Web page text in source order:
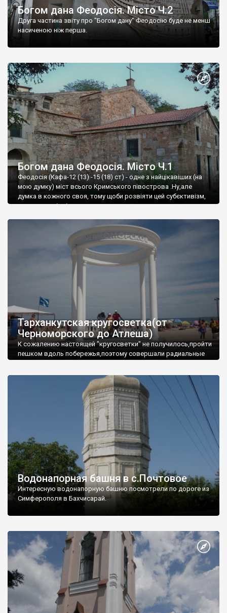
Богом дана Феодосія. Місто Ч.2
Друга частина звіту про "Богом дану" Феодосію буде не менш
насиченою ніж перша.
Богом дана Феодосія. Місто Ч.1
Феодосія (Кафа-12 (13) -15 (18) ст) - одне з найцікавіших (на
мою думку) міст всього Кримського півострова .Ну,але
думка в кожного своя, тому щоби розвіяти цей субєктивізм,
запрошую відвідати це
Тарханкутская кругосветка(от
Черноморского до Атлеша)
К сожалению настоящей "кругосветки" не получилось,пройти
пешком вдоль побережья,поэтому совершали радиальные
Водонапорная башня в с.Почтовое
Интересную водонапорную башню посмотрели по дороге из
Симферополя в Бахчисарай.